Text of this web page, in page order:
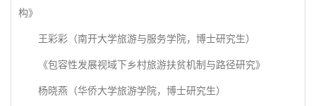
构》
王彩彩（南开大学旅游与服务学院，博士研究生）
《包容性发展视域下乡村旅游扶贫机制与路径研究》
杨晓燕（华侨大学旅游学院，博士研究生）